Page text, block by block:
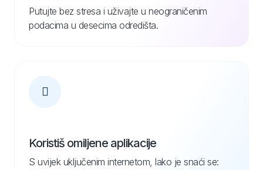
Putujte bez stresa i uživajte u neograničenim
podacima u desecima odredišta.
Koristiš omiljene aplikacije
S uvijek uključenim internetom, lako je snaći se: